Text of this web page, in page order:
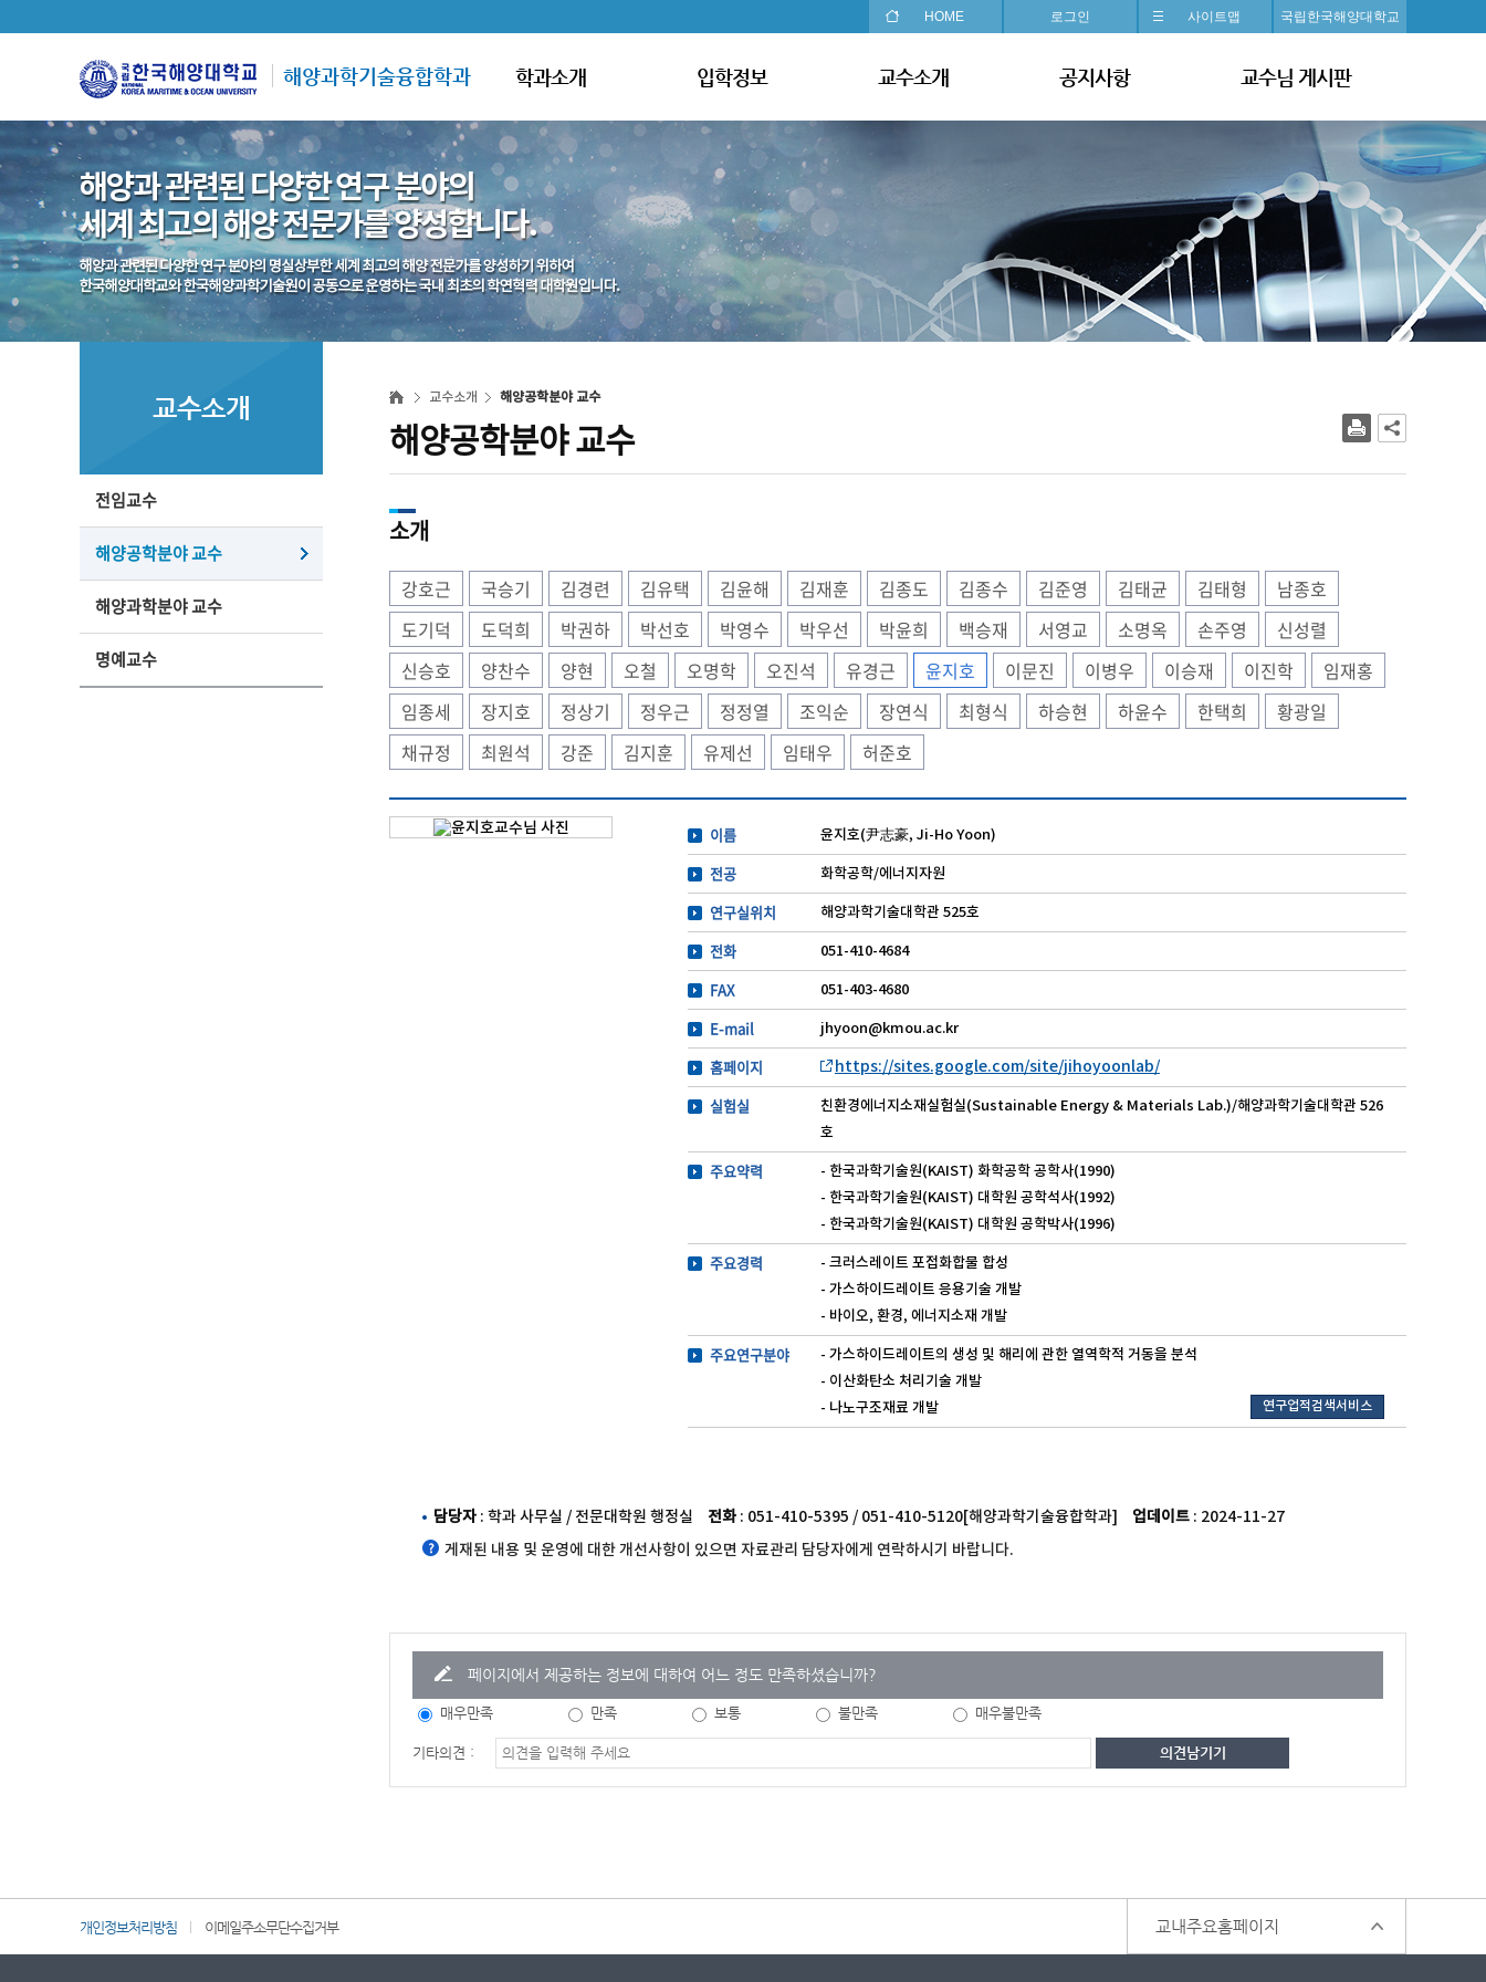
해양과학기술융합학과
HOME 로그인 사이트맵 국립한국해양대학교
학과소개 입학정보 교수소개 공지사항 교수님 게시판
교수소개
전임교수
해양공학분야 교수
해양과학분야 교수
명예교수
교수소개 해양공학분야 교수
해양공학분야 교수
소개
강호근 국승기 김경련 김유택 김윤해 김재훈 김종도 김종수 김준영 김태균 김태형
남종호
도기덕
도덕희 박권하 박선호 박영수 박우선 박윤희 백승재 서영교 소명옥 손주영
신성렬
신승호
양찬수 양현 오철 오명학 오진석 유경근 윤지호 이문진 이병우 이승재 이진학
임재홍
임종세
장지호 정상기 정우근 정정열 조익순 장연식 최형식 하승현 하윤수 한택희
황광일
채규정
최원석 강준 김지훈 유제선 임태우 허준호
이름 윤지호(尹志豪, Ji-Ho Yoon)
전공 화학공학/에너지자원
연구실위치 해양과학기술대학관 525호
전화 051-410-4684
FAX 051-403-4680
E-mail jhyoon@kmou.ac.kr
홈페이지 https://sites.google.com/site/jihoyoonlab/
실험실
친환경에너지소재실험실(Sustainable Energy & Materials Lab.)/해양과학기술대학관 526
호
주요약력
- 한국과학기술원(KAIST) 화학공학 공학사(1990)
- 한국과학기술원(KAIST) 대학원 공학석사(1992)
- 한국과학기술원(KAIST) 대학원 공학박사(1996)
주요경력
- 크러스레이트 포접화합물 합성
- 가스하이드레이트 응용기술 개발
- 바이오, 환경, 에너지소재 개발
주요연구분야
- 가스하이드레이트의 생성 및 해리에 관한 열역학적 거동을 분석
- 이산화탄소 처리기술 개발
- 나노구조재료 개발
연구업적검색서비스
담당자 : 학과 사무실 / 전문대학원 행정실 전화 : 051-410-5395 / 051-410-5120[해양과학기술융합학과] 업데이트 : 2024-11-27
게재된 내용 및 운영에 대한 개선사항이 있으면 자료관리 담당자에게 연락하시기 바랍니다.
페이지에서 제공하는 정보에 대하여 어느 정도 만족하셨습니까?
매우만족 만족 보통 불만족 매우불만족
기타의견 :
개인정보처리방침 이메일주소무단수집거부 교내주요홈페이지